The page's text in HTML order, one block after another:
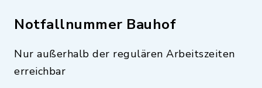
Notfallnummer Bauhof
Nur außerhalb der regulären Arbeitszeiten
erreichbar